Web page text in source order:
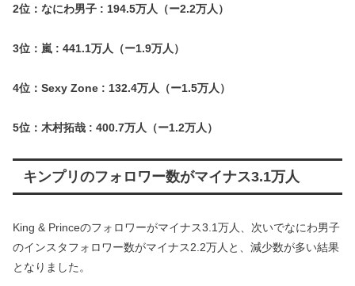
2位：なにわ男子 : 194.5万人（ー2.2万人）
3位：嵐 : 441.1万人（ー1.9万人）
4位：Sexy Zone : 132.4万人（ー1.5万人）
5位：木村拓哉 : 400.7万人（ー1.2万人）
キンプリのフォロワー数がマイナス3.1万人
King & Princeのフォロワーがマイナス3.1万人、次いでなにわ男子
のインスタフォロワー数がマイナス2.2万人と、減少数が多い結果
となりました。